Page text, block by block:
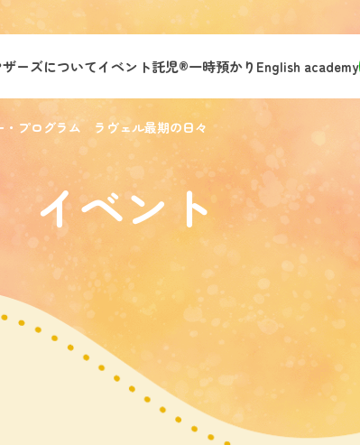
ザーズについてイベント託児®︎一時預かり English academy
・プログラム ラヴェル最期の日々
イベント